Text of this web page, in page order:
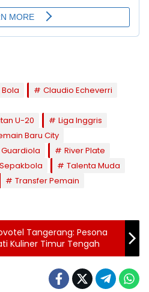
Bola
Claudio Echeverri
U-20
Liga Inggris
Baru City
River Plate
Sepakbola
Talenta Muda
Transfer Pemain
Tangerang: Pesona
Kuliner Timur Tengah